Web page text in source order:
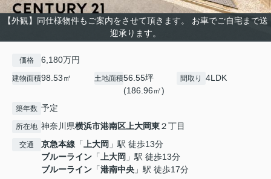
【外観】同仕様物件もご案内をさせて頂きます。 お車でご自宅まで送
迎承ります。
価格 6,180万円
建物面積98.53㎡ 土地面積56.55坪
(186.96㎡)
間取り 4LDK
築年数 予定
所在地 神奈川県横浜市港南区上大岡東２丁目
交通 京急本線 「上大岡 」駅 徒歩13分
ブルーライン 「上大岡 」駅 徒歩13分
ブルーライン 「港南中央 」駅 徒歩17分